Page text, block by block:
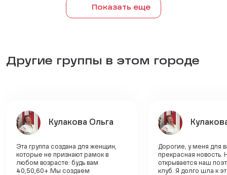
Показать еще
Другие группы в этом городе
Кулакова Ольга
Эта группа создана для женщин,
которые не признают рамок в
любом возрасте: будь вам
40,50,60+.Мы создаем
Дорогие, у меня для
прекрасная новость.
открывается наш
клуб. Я долго шла к